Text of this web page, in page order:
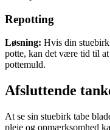
Repotting
Løsning: Hvis din
potte, kan det være tid til
pottemuld.
Afsluttende
At se sin stuebirk tabe
pleje og opmærksomhed